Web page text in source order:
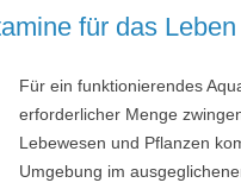
für das
Für ein funktionierendes
erforderlicher Menge
Lebewesen und Pflanzen
Umgebung im